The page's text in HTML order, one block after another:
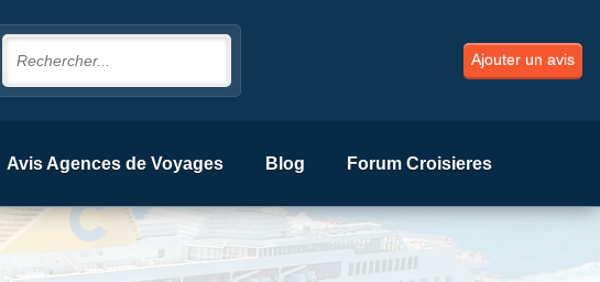
Ajouter un avis
Avis Agences de Voyages Blog Forum Croisieres